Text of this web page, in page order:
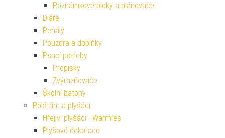
Poznámkové bloky a plánovače
Diáře
Penály
Pouzdra a doplňky
Psací potřeby
Propisky
Zvýrazňovače
Školní batohy
Polštáře a plyšáci
Hřejiví plyšáci - Warmies
Plyšové dekorace